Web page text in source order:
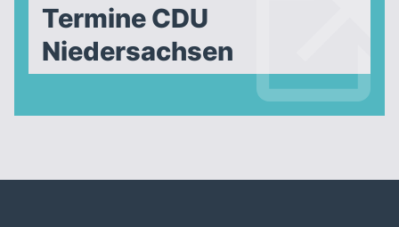
Termine CDU
Niedersachsen